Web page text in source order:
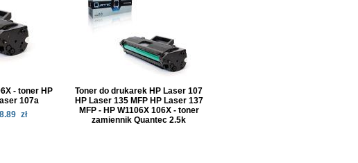
- toner HP
107a
zł
Toner do drukarek HP Laser 107
HP Laser 135 MFP HP Laser 137
MFP - HP W1106X 106X - toner
zamiennik Quantec 2.5k